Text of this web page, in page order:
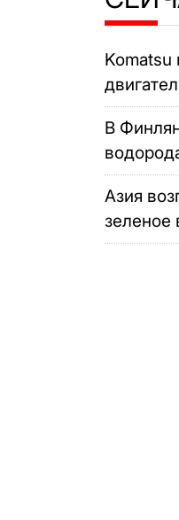
Komatsu
В
Азия
зеленое